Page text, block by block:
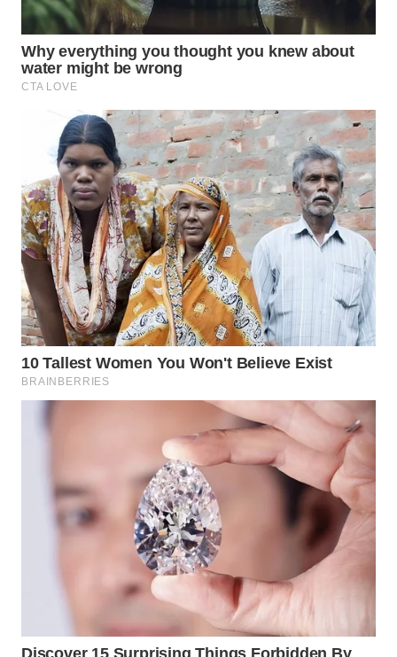
WN
MAJALENGKA
WN
SUBANG
WN
SUKABUMI
WN
PURWAKARTA
WN
PRIANGAN
TIMUR
WN
SEMARANG
WN
BOROBUDUR
SURABAYA